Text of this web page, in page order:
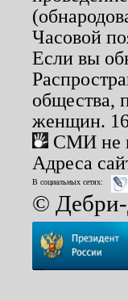
Часовой
Если вы
общества,
женщин.
СМИ не
Адреса
В социальных сетях:
©